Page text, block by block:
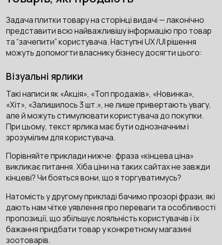
Задача плитки товару на сторінці видачі — лаконічно
представити всю найважливішу інформацію про товар
та “зачепити” користувача. Наступні UX/UI рішення
можуть допомогти власнику бізнесу досягти цього:
Візуальні ярлики
Такі написи як «Акція», «Топ продажів», «Новинка»,
«Хіт», «Залишилось 3 шт.», не лише привертають увагу,
але й можуть стимулювати користувача до покупки.
При цьому, текст ярлика має бути однозначним і
зрозумілим для користувача.
Порівняйте приклади нижче: фраза «кінцева ціна»
викликає питання. Хіба ціни на таких сайтах не завжди
кінцеві? Чи бояться вони, що я торгуватимусь?
Натомість у другому прикладі бачимо прозорі фрази, які
дають нам чітке уявлення про переваги та особливості
пропозиції, що збільшує лояльність користувачів і їх
бажання придбати товар у конкретному магазині
зоотоварів.